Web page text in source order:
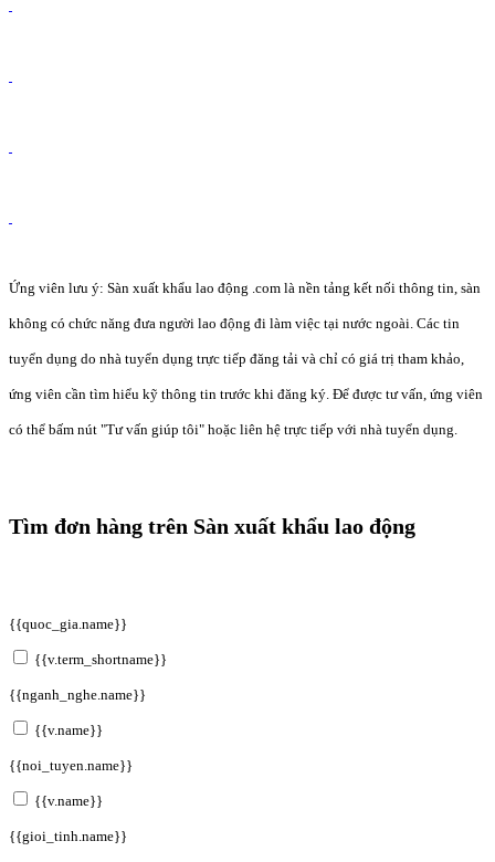
Ứng viên lưu ý: Sàn xuất khẩu lao động .com là nền tảng kết nối thông tin, sàn
không có chức năng đưa người lao động đi làm việc tại nước ngoài. Các tin
tuyển dụng do nhà tuyển dụng trực tiếp đăng tải và chỉ có giá trị tham khảo,
ứng viên cần tìm hiểu kỹ thông tin trước khi đăng ký. Để được tư vấn, ứng viên
có thể bấm nút "Tư vấn giúp tôi" hoặc liên hệ trực tiếp với nhà tuyển dụng.
Tìm đơn hàng trên Sàn xuất khẩu lao động
{{quoc_gia.name}}
{{v.term_shortname}}
{{nganh_nghe.name}}
{{v.name}}
{{noi_tuyen.name}}
{{v.name}}
{{gioi_tinh.name}}